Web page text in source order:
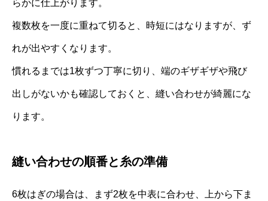
らかに仕上がります。
複数枚を一度に重ねて切ると、時短にはなりますが、ず
れが出やすくなります。
慣れるまでは1枚ずつ丁寧に切り、端のギザギザや飛び
出しがないかも確認しておくと、縫い合わせが綺麗にな
ります。
縫い合わせの順番と糸の準備
6枚はぎの場合は、まず2枚を中表に合わせ、上から下ま